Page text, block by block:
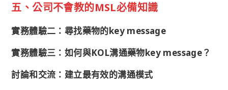
五、公司不會教的MSL必備知識
實務體驗二：尋找藥物的key message
實務體驗三：如何與KOL溝通藥物key message？
討論和交流：建立最有效的溝通模式